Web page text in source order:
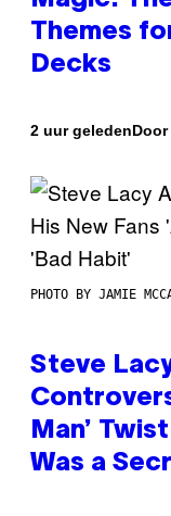
Themes
Decks
2 uur geledenDoor
PHOTO BY JAMIE
Steve
Man’
Was a